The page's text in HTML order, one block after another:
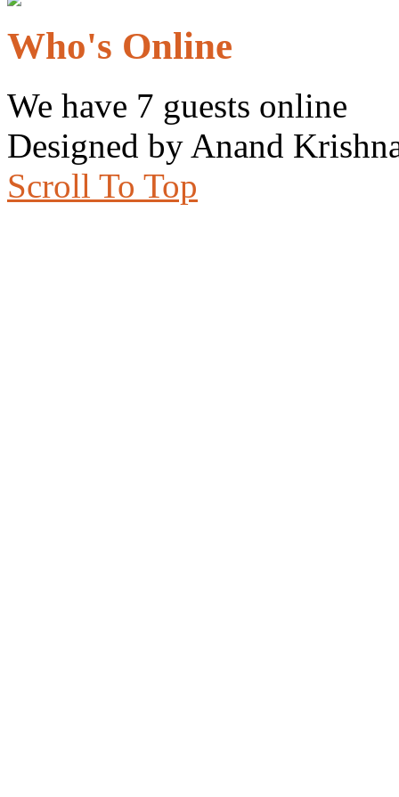
Who's Online
We have 7 guests online
Designed by Anand
Scroll To Top